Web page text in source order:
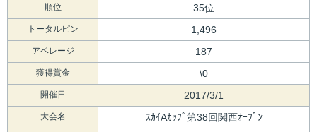
順位 35位
トータルピン 1,496
アベレージ 187
獲得賞金 \0
開催日 2017/3/1
大会名 ｽｶｲAｶｯﾌﾟ第38回関西ｵｰﾌﾟﾝ